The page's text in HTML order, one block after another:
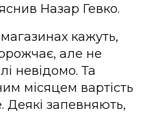
Назар Гевко.
кажуть,
але не
невідомо. Та
місяцем вартість
Деякі запевняють,